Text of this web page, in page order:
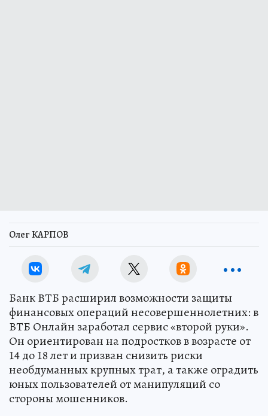
Олег КАРПОВ
Банк ВТБ расширил возможности защиты
финансовых операций несовершеннолетних: в
ВТБ Онлайн заработал сервис «второй руки».
Он ориентирован на подростков в возрасте от
14 до 18 лет и призван снизить риски
необдуманных крупных трат, а также оградить
юных пользователей от манипуляций со
стороны мошенников.